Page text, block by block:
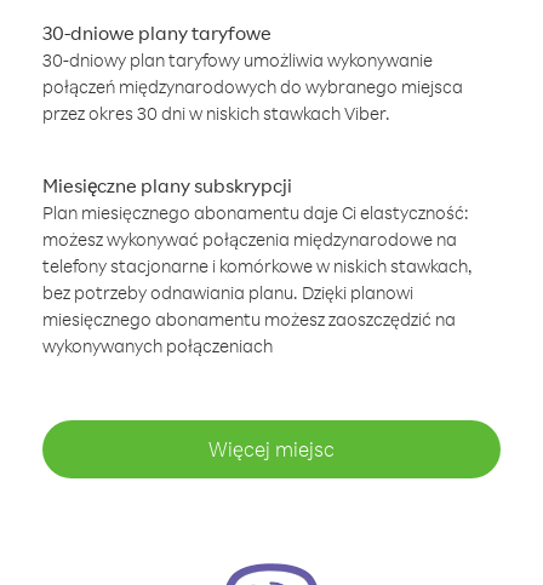
30-dniowe plany taryfowe
30-dniowy plan taryfowy umożliwia wykonywanie
połączeń międzynarodowych do wybranego miejsca
przez okres 30 dni w niskich stawkach Viber.
Miesięczne plany subskrypcji
Plan miesięcznego abonamentu daje Ci elastyczność:
możesz wykonywać połączenia międzynarodowe na
telefony stacjonarne i komórkowe w niskich stawkach,
bez potrzeby odnawiania planu. Dzięki planowi
miesięcznego abonamentu możesz zaoszczędzić na
wykonywanych połączeniach
Więcej miejsc